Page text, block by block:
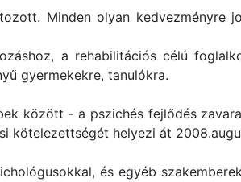
Minden olyan kedvezményre
a rehabilitációs célú
gyermekekre, tanulókra.
között - a pszichés fejlődés
helyezi át
és egyéb